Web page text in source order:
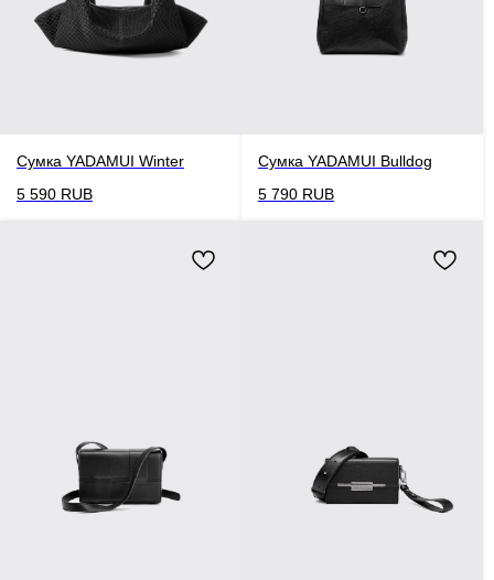
Сумка YADAMUI Winter
5 590 RUB
Сумка YADAMUI Bulldog
5 790 RUB